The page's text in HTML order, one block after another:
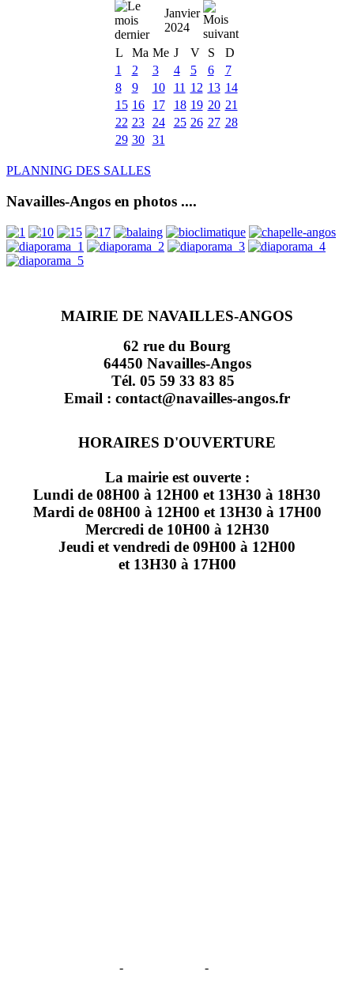
Janvier
2024
L
Ma Me J V S
D
1
2 3 4 5 6
7
8
9 10 11 12 13 14
15 16 17 18 19 20 21
22 23 24 25 26 27 28
29 30 31
PLANNING DES SALLES
Navailles-Angos en photos ....
MAIRIE DE NAVAILLES-ANGOS
62 rue du Bourg
64450 Navailles-Angos
Tél. 05 59 33 83 85
Email : contact@navailles-angos.fr
HORAIRES D'OUVERTURE
La mairie est ouverte :
Lundi de 08H00 à 12H00 et 13H30 à 18H30
Mardi de 08H00 à 12H00 et 13H30 à 17H00
Mercredi de 10H00 à 12H30
Jeudi et vendredi de 09H00 à 12H00
et 13H30 à 17H00
- -